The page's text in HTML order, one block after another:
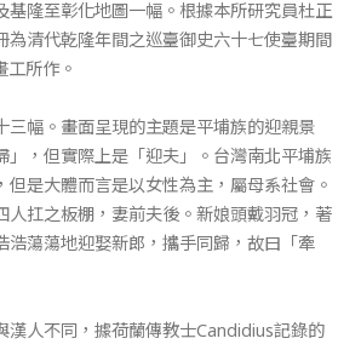
基隆至彰化地圖一幅。根據本所研究員杜正
為清代乾隆年間之巡臺御史六十七使臺期間
工所作。
三幅。畫面呈現的主題是平埔族的迎親景
」，但實際上是「迎夫」。台灣南北平埔族
但是大體而言是以女性為主，屬母系社會。
人扛之板棚，妻前夫後。新娘頭戴羽冠，著
浩蕩蕩地迎娶新郎，攜手同歸，故曰「牽
漢人不同，據荷蘭傳教士Candidius記錄的